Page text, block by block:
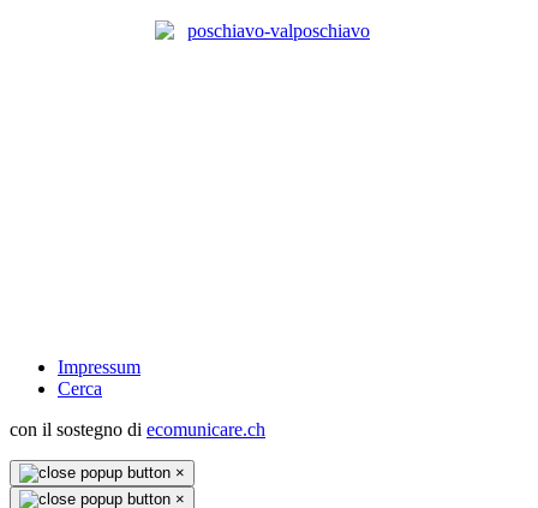
Impressum
Cerca
con il sostegno di ecomunicare.ch
×
×